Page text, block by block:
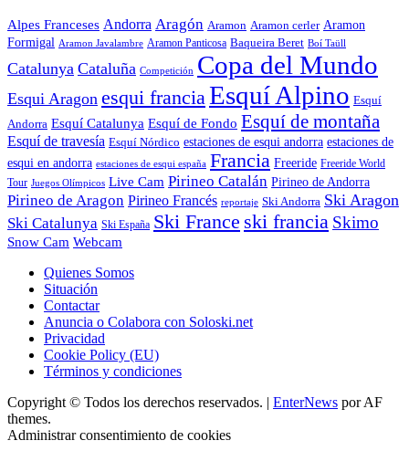
Alpes Franceses Andorra Aragón Aramon Aramon cerler Aramon
Formigal Aramon Javalambre Aramon Panticosa Baqueira Beret Boí Taüll
Catalunya Cataluña Competición Copa del Mundo
Esqui Aragon esqui francia Esquí Alpino Esquí
Andorra Esquí Catalunya Esquí de Fondo Esquí de montaña
Esquí de travesía Esquí Nórdico estaciones de esqui andorra estaciones de
esqui en andorra estaciones de esqui españa Francia Freeride Freeride World
Tour Juegos Olímpicos Live Cam Pirineo Catalán Pirineo de Andorra
Pirineo de Aragon Pirineo Francés reportaje Ski Andorra Ski Aragon
Ski Catalunya Ski España Ski France ski francia Skimo
Snow Cam Webcam
Quienes Somos
Situación
Contactar
Anuncia o Colabora con Soloski.net
Privacidad
Cookie Policy (EU)
Términos y condiciones
Copyright © Todos los derechos reservados. | EnterNews por AF
themes.
Administrar consentimiento de cookies